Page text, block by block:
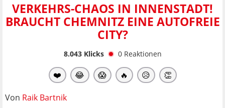
VERKEHRS-CHAOS IN INNENSTADT!
BRAUCHT CHEMNITZ EINE AUTOFREIE
CITY?
8.043Klicks 0 Reaktionen
❤️ 😂 😱 🔥 😥 👏
Von Raik Bartnik